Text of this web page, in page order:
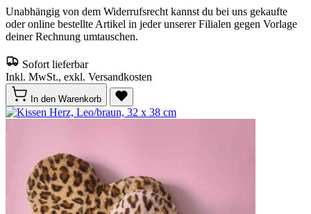
Unabhängig von dem Widerrufsrecht kannst du bei uns gekaufte
oder online bestellte Artikel in jeder unserer Filialen gegen Vorlage
deiner Rechnung umtauschen.
Sofort lieferbar
Inkl. MwSt., exkl. Versandkosten
In den Warenkorb